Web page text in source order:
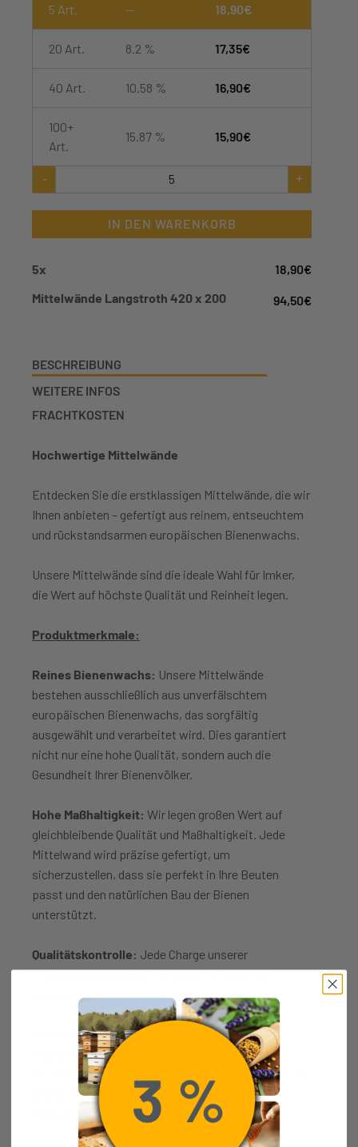
5 Art. — 18,90€
20 Art. 8.2 % 17,35€
40 Art. 10.58 % 16,90€
100+
Art.
15.87 % 15,90€
-
Menge
+
IN DEN WARENKORB
5x 18,90€
Mittelwände Langstroth 420 x 200
94,50€
BESCHREIBUNG
WEITERE INFOS
FRACHTKOSTEN
Hochwertige Mittelwände
Entdecken Sie die erstklassigen Mittelwände, die wir
Ihnen anbieten – gefertigt aus reinem, entseuchtem
und rückstandsarmen europäischen Bienenwachs.
Unsere Mittelwände sind die ideale Wahl für Imker,
die Wert auf höchste Qualität und Reinheit legen.
Produktmerkmale:
Reines Bienenwachs: Unsere Mittelwände
bestehen ausschließlich aus unverfälschtem
europäischen Bienenwachs, das sorgfältig
ausgewählt und verarbeitet wird. Dies garantiert
nicht nur eine hohe Qualität, sondern auch die
Gesundheit Ihrer Bienenvölker.
Hohe Maßhaltigkeit: Wir legen großen Wert auf
gleichbleibende Qualität und Maßhaltigkeit. Jede
Mittelwand wird präzise gefertigt, um
sicherzustellen, dass sie perfekt in Ihre Beuten
passt und den natürlichen Bau der Bienen
unterstützt.
Qualitätskontrolle: Jede Charge unserer
Mittelwände durchläuft strenge Prüfungen auf
Verfälschungen.
Vertrauen Sie auf unsere Erfahrung und unser
Engagement für Qualität.
Mit unseren Mittelwänden geben Sie Ihren Bienen die
besten Voraussetzungen für ein gesundes
Wachstum und eine erfolgreiche Honigernte.